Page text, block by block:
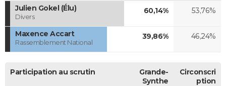
Julien Gokel (Élu)
Divers
60,14% 53,76%
Maxence Accart
Rassemblement National
39,86% 46,24%
Participation au scrutin
Grande-
Synthe
Circonscri
ption